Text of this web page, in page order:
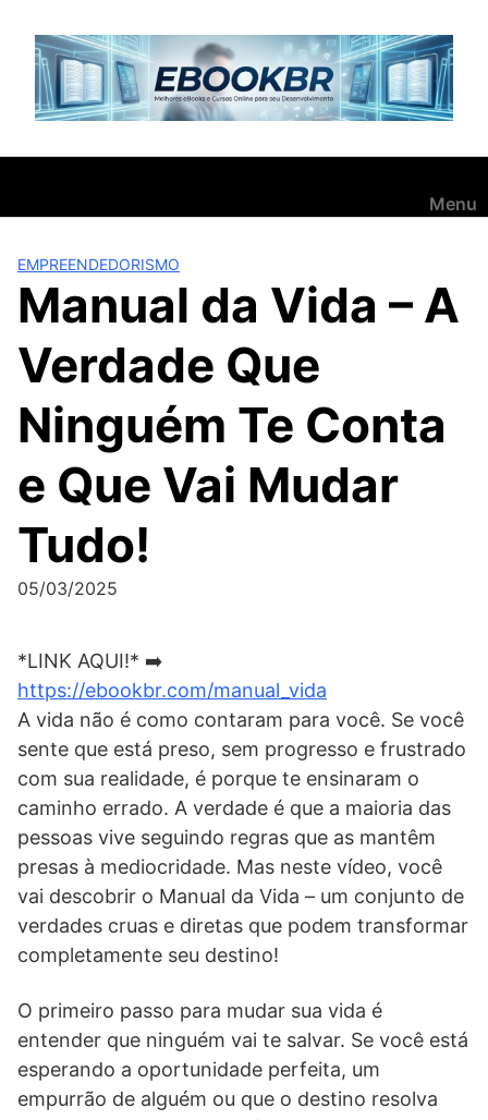
para
conteúdo
Menu
EMPREENDEDORISMO
Manual da Vida – A
Verdade Que
Ninguém Te Conta
e Que Vai Mudar
Tudo!
05/03/2025
*LINK AQUI!* ➡️
https://ebookbr.com/manual_vida
A vida não é como contaram para você. Se você
sente que está preso, sem progresso e frustrado
com sua realidade, é porque te ensinaram o
caminho errado. A verdade é que a maioria das
pessoas vive seguindo regras que as mantêm
presas à mediocridade. Mas neste vídeo, você
vai descobrir o Manual da Vida – um conjunto de
verdades cruas e diretas que podem transformar
completamente seu destino!
O primeiro passo para mudar sua vida é
entender que ninguém vai te salvar. Se você está
esperando a oportunidade perfeita, um
empurrão de alguém ou que o destino resolva